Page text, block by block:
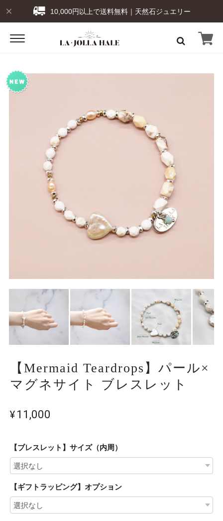
10,000円以上で送料無料｜天然石ジュエリー
【Mermaid Teardrops】パール×
マグネサイト ブレスレット
¥11,000
【ブレスレット】サイズ（内周）
【ギフトラッピング】オプション